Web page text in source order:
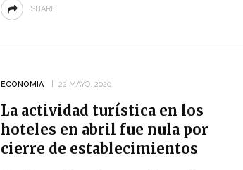
SHARE
ECONOMIA 22 MAYO, 2020
La actividad turística en los
hoteles en abril fue nula por
cierre de establecimientos